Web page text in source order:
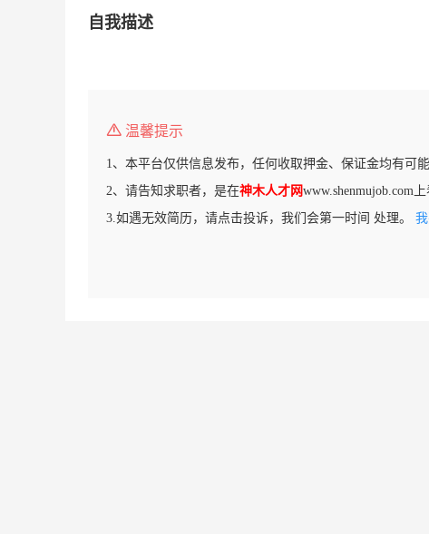
自我描述
温馨提示
1、本平台仅供信息发布，任何收取押金、保证金均有可
2、请告知求职者，是在神木人才网www.shenmujob.com
3.如遇无效简历，请点击投诉，我们会第一时间 处理。